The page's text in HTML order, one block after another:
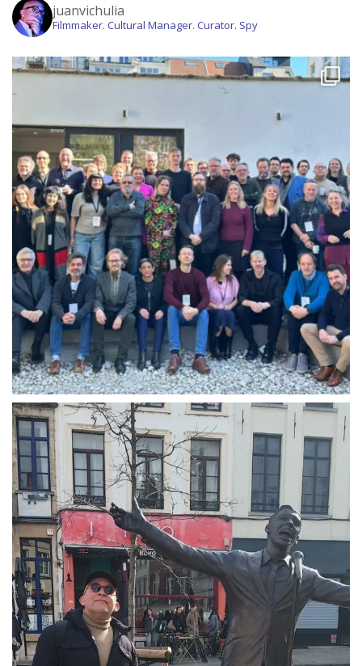
juanvichulia
Filmmaker. Cultural Manager. Curator. Spy